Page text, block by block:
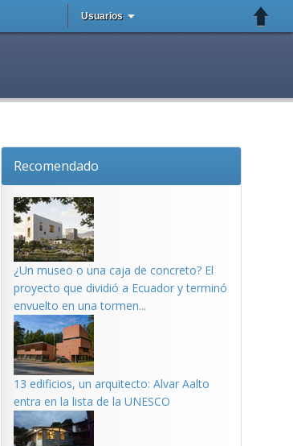
Usuarios
Recomendado
¿Un museo o una caja de concreto? El
proyecto que dividió a Ecuador y terminó
envuelto en una tormen...
13 edificios, un arquitecto: Alvar Aalto
entra en la lista de la UNESCO